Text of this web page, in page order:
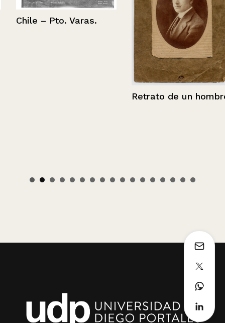
Chile – Pto. Varas.
Retrato de un hombre